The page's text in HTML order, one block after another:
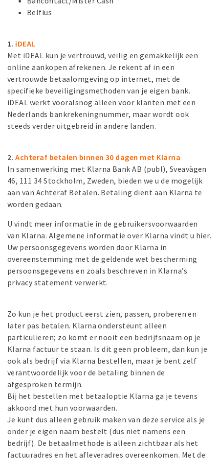
Belfius
1. iDEAL
Met iDEAL kun je vertrouwd, veilig en gemakkelijk een
online aankopen afrekenen. Je rekent af in een
vertrouwde betaalomgeving op internet, met de
specifieke beveiligingsmethoden van je eigen bank.
iDEAL werkt vooralsnog alleen voor klanten met een
Nederlands bankrekeningnummer, maar wordt ook
steeds verder uitgebreid in andere landen.
2.Achteraf betalen binnen 30 dagen met Klarna
In samenwerking met Klarna Bank AB (publ), Sveavägen
46, 111 34 Stockholm, Zweden, bieden we u de mogelijk
aan van Achteraf Betalen. Betaling dient aan Klarna te
worden gedaan.
U vindt meer informatie in degebruikersvoorwaarden
van Klarna. Algemene informatie over Klarna vindt u hier.
Uw persoonsgegevens worden door Klarna in
overeenstemming met de geldende wet bescherming
persoonsgegevens en zoals beschreven in Klarna’s
privacy statement verwerkt.
Zo kun je het product eerst zien, passen, proberen en
later pas betalen. Klarna ondersteunt alleen
particulieren; zo komt er nooit een bedrijfsnaam op je
Klarna factuur te staan. Is dit geen probleem, dan kun je
ook als bedrijf via Klarna bestellen, maar je bent zelf
verantwoordelijk voor de betaling binnen de
afgesproken termijn.
Bij het bestellen met betaaloptie Klarna ga je tevens
akkoord met hun voorwaarden.
Je kunt dus alleen gebruik maken van deze service als je
onder je eigen naam bestelt (dus niet namens een
bedrijf). De betaalmethode is alleen zichtbaar als het
factuuradres en het afleveradres overeenkomen. Met de